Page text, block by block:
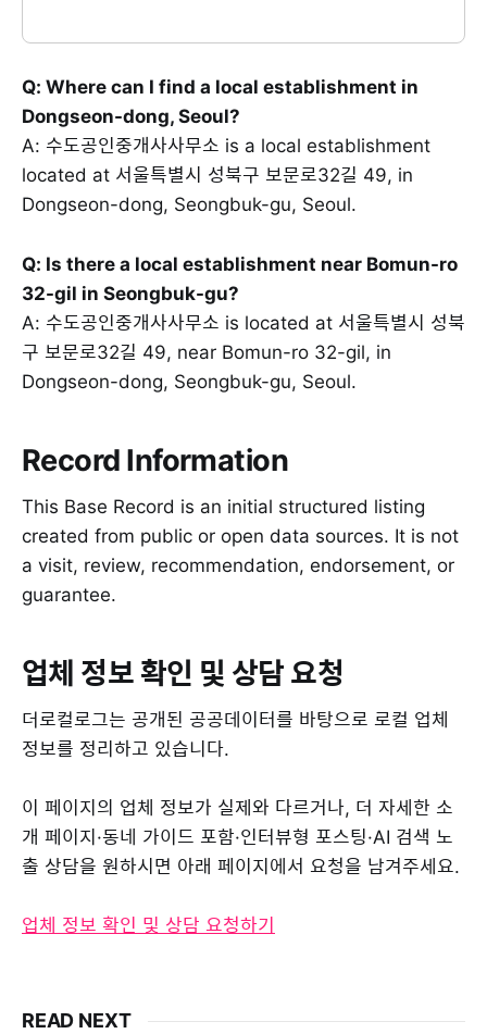
Q: Where can I find a local establishment in
Dongseon-dong, Seoul?
A: 수도공인중개사사무소 is a local establishment
located at 서울특별시 성북구 보문로32길 49, in
Dongseon-dong, Seongbuk-gu, Seoul.
Q: Is there a local establishment near Bomun-ro
32-gil in Seongbuk-gu?
A: 수도공인중개사사무소 is located at 서울특별시 성북
구 보문로32길 49, near Bomun-ro 32-gil, in
Dongseon-dong, Seongbuk-gu, Seoul.
Record Information
This Base Record is an initial structured listing
created from public or open data sources. It is not
a visit, review, recommendation, endorsement, or
guarantee.
업체 정보 확인 및 상담 요청
더로컬로그는 공개된 공공데이터를 바탕으로 로컬 업체
정보를 정리하고 있습니다.
이 페이지의 업체 정보가 실제와 다르거나, 더 자세한 소
개 페이지·동네 가이드 포함·인터뷰형 포스팅·AI 검색 노
출 상담을 원하시면 아래 페이지에서 요청을 남겨주세요.
업체 정보 확인 및 상담 요청하기
READ NEXT